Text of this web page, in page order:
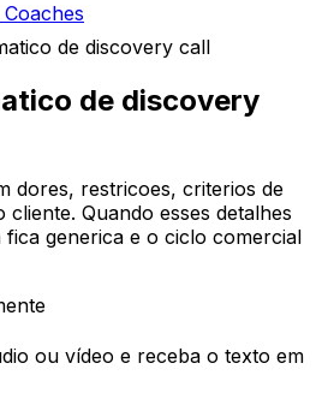
de discovery call
de discovery
dores, restricoes, criterios de
cliente. Quando esses detalhes
generica e o ciclo comercial
ou vídeo e receba o texto em